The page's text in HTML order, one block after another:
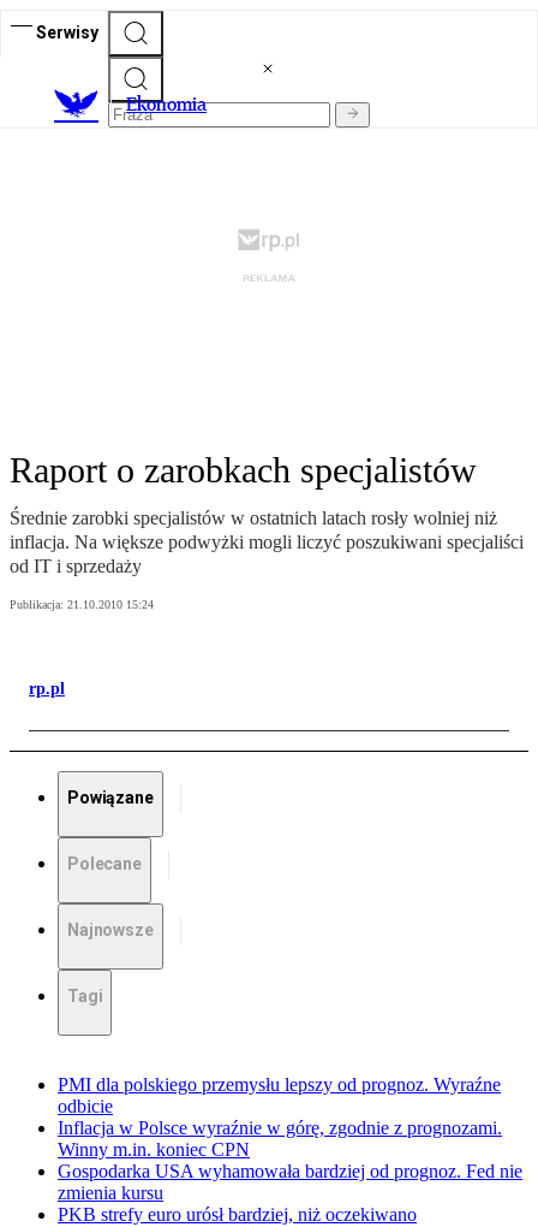
Serwisy
Ekonomia
Raport o zarobkach specjalistów
Średnie zarobki specjalistów w ostatnich latach rosły wolniej niż
inflacja. Na większe podwyżki mogli liczyć poszukiwani specjaliści
od IT i sprzedaży
Publikacja: 21.10.2010 15:24
rp.pl
Powiązane
Polecane
Najnowsze
Tagi
PMI dla polskiego przemysłu lepszy od prognoz. Wyraźne
odbicie
Inflacja w Polsce wyraźnie w górę, zgodnie z prognozami.
Winny m.in. koniec CPN
Gospodarka USA wyhamowała bardziej od prognoz. Fed nie
zmienia kursu
PKB strefy euro urósł bardziej, niż oczekiwano